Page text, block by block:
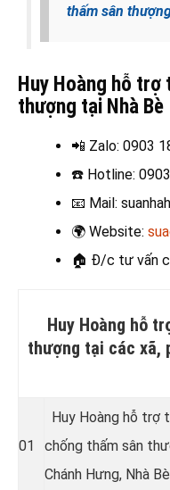
thấm sân
Huy Hoàng hỗ trợ
thượng tại Nhà Bè
📲 Zalo: 0903
☎️ Hotline:
📧 Mail:
🌍 Website:
🏠 Đ/c tư vấn
Huy Hoàng hỗ
thượng tại các xã,
01
Huy Hoàng hỗ trợ
chống thấm sân
Chánh Hưng, Nhà Bè